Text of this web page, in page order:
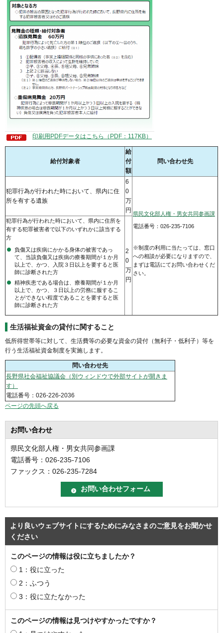
印刷用PDFデータはこちら（PDF：117KB）
給付対象者
給
付
額
問い合わせ先
犯罪行為が行われた時において、県内に住
所を有する遺族
6
0
万
円 県民文化部人権・男女共同参画課
電話番号：026-235-7106
※制度の利用に当たっては、窓口
への相談が必要になりますので、
まずは電話にてお問い合わせくだ
さい。
犯罪行為が行われた時において、県内に住所を
有する犯罪被害者で以下のいずれかに該当する
方
負傷又は疾病にかかる身体の被害であっ
て、当該負傷又は疾病の療養期間が１か月
以上で、かつ、入院３日以上を要すると医
師に診断された方
精神疾患である場合は、療養期間が１か月
以上で、かつ、３日以上の労務に服するこ
とができない程度であることを要すると医
師に診断された方
2
0
万
円
生活福祉資金の貸付に関すること
低所得世帯等に対して、生活費等の必要な資金の貸付（無利子・低利子）等を
行う生活福祉資金制度を実施します。
問い合わせ先
長野県社会福祉協議会（別ウィンドウで外部サイトが開きま
す）
電話番号：026-226-2036
ページの先頭へ戻る
お問い合わせ
県民文化部人権・男女共同参画課
電話番号：026-235-7106
ファックス：026-235-7284
より良いウェブサイトにするためにみなさまのご意見をお聞かせ
ください
このページの情報は役に立ちましたか？
1：役に立った
2：ふつう
3：役に立たなかった
このページの情報は見つけやすかったですか？